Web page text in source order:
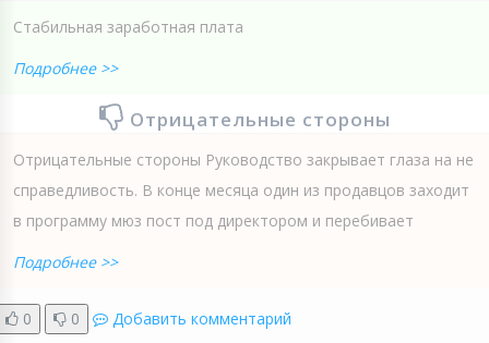
Стабильная заработная плата
Подробнее >>
Отрицательные стороны
Отрицательные стороны Руководство закрывает глаза на не
справедливость. В конце месяца один из продавцов заходит
в программу мюз пост под директором и перебивает
Подробнее >>
0 0 Добавить комментарий